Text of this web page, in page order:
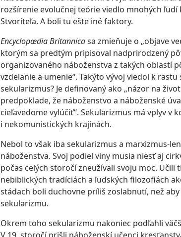
rozšírenie evolučnej teórie viedlo mnohých
Stvoriteľa. A boli tu ešte iné faktory.
Encyclopædia Britannicasa zmieňuje o „objave
ktorým sa predtým pripisoval nadprirodzený
organizovaného náboženstva z takých oblastí
vzdelanie a umenie“. Takýto vývoj viedol k
sekularizmus? Je definovaný ako „názor na
predpoklade, že náboženstvo a náboženské
cieľavedome vylúčiť“. Sekularizmus má vplyv v
i nekomunistických krajinách.
Nebol to však iba sekularizmus a marxizmus-
náboženstva. Svoj podiel viny musia niesť aj
počas celých storočí zneužívali svoju moc. Učili
nebiblických tradíciách a ľudských filozofiách
stádach boli duchovne príliš zoslabnutí, než
sekularizmu.
Okrem toho sekularizmu nakoniec podľahli